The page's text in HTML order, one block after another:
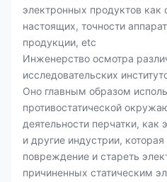
электронных продуктов как
настоящих, точности
продукции, etc
Инженерство осмотра
исследовательских
Оно главным образом
противостатической
деятельности перчатки, как
и другие индустрии,
повреждение и стареть
причиненных статическим